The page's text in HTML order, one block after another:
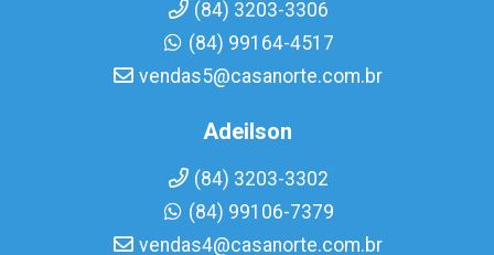
(84) 3203-3306
(84) 99164-4517
vendas5@casanorte.com.br
Adeilson
(84) 3203-3302
(84) 99106-7379
vendas4@casanorte.com.br